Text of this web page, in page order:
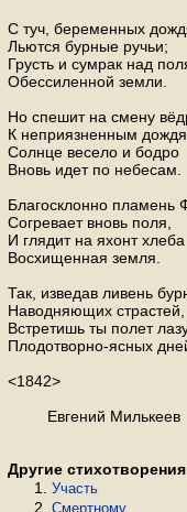
Рейтинг
С туч, беременных
Льются бурные ручьи;
Грусть и сумрак над
Обессиленной земли.
Но спешит на смену
К неприязненным
Солнце весело и бодро
Вновь идет по небесам.
Благосклонно пламень
Согревает вновь поля,
И глядит на яхонт хлеба
Восхищенная земля.
Так, изведав ливень
Наводняющих страстей,
Встретишь ты полет
Плодотворно-ясных
<1842>
Евгений Милькеев
Другие
Участь
Смертному